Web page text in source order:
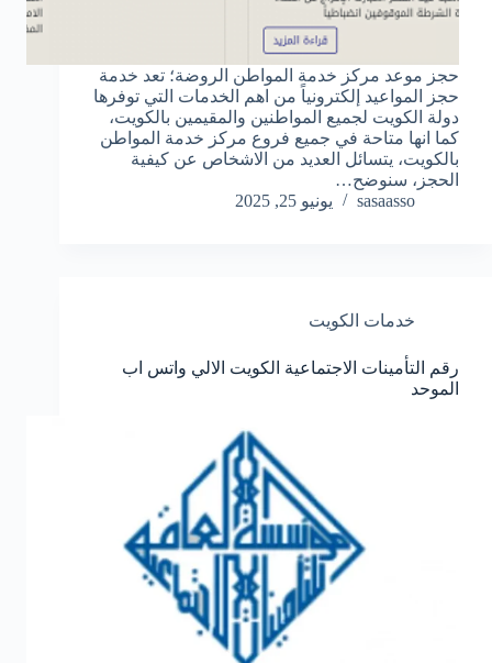
حجز موعد مركز خدمة المواطن الروضة؛ تعد خدمة
حجز المواعيد إلكترونياً من اهم الخدمات التي توفرها
دولة الكويت لجميع المواطنين والمقيمين بالكويت،
كما انها متاحة في جميع فروع مركز خدمة المواطن
بالكويت، يتسائل العديد من الاشخاص عن كيفية
الحجز، سنوضح…
sasaasso
يونيو 25, 2025
خدمات الكويت
رقم التأمينات الاجتماعية الكويت الالي واتس اب
الموحد